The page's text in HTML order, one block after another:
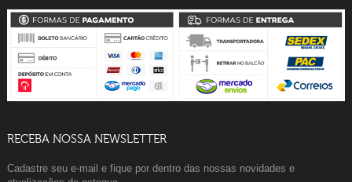
RECEBA NOSSA NEWSLETTER
Cadastre seu e-mail e fique por dentro das nossas novidades e